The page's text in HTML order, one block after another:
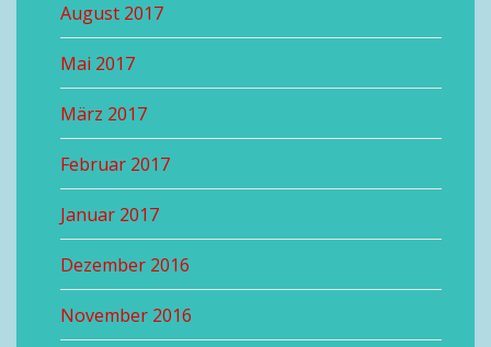
August 2017
Mai 2017
März 2017
Februar 2017
Januar 2017
Dezember 2016
November 2016